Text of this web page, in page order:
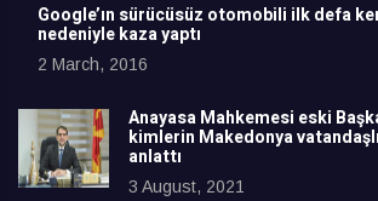
Google’ın sürücüsüz otomobili ilk defa
nedeniyle kaza yaptı
2 March, 2016
Anayasa Mahkemesi eski
kimlerin Makedonya
anlattı
3 August, 2021